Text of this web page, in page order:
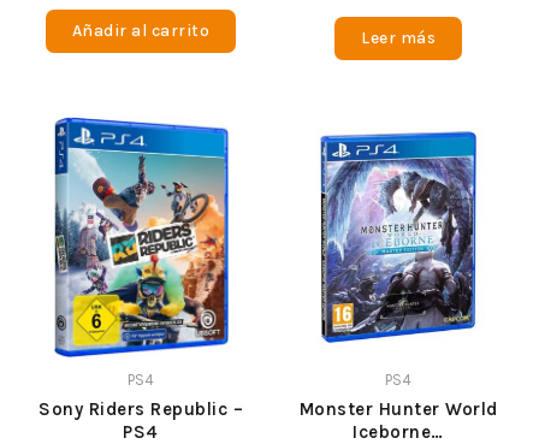
Añadir al carrito Leer más
PS4
Sony Riders Republic –
PS4
PS4
Monster Hunter World
Iceborne…